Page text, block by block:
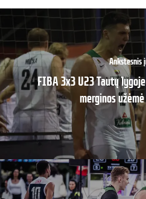
Ankstesnis
FIBA 3x3 U23 Tautų
merginos